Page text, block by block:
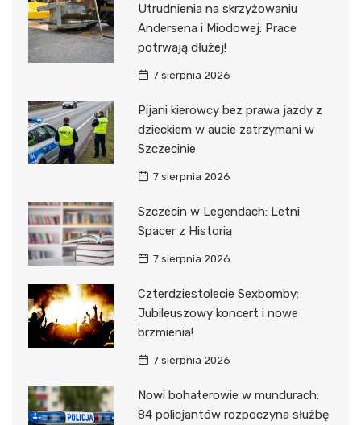
Utrudnienia na skrzyżowaniu
Andersena i Miodowej: Prace
potrwają dłużej!
7 sierpnia 2026
Pijani kierowcy bez prawa jazdy z
dzieckiem w aucie zatrzymani w
Szczecinie
7 sierpnia 2026
Szczecin w Legendach: Letni
Spacer z Historią
7 sierpnia 2026
Czterdziestolecie Sexbomby:
Jubileuszowy koncert i nowe
brzmienia!
7 sierpnia 2026
Nowi bohaterowie w mundurach:
84 policjantów rozpoczyna służbę